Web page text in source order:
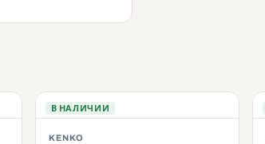
В НАЛИЧИИ
KENKO